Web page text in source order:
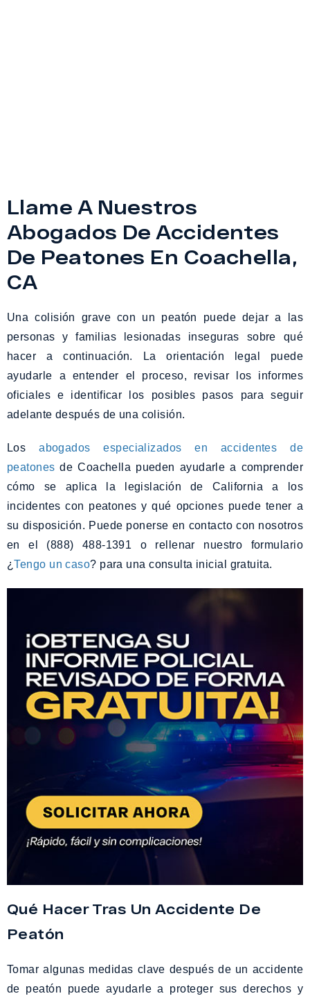
Llame A Nuestros
Abogados De Accidentes
De Peatones En Coachella,
CA
Una colisión grave con un peatón puede dejar a las
personas y familias lesionadas inseguras sobre qué
hacer a continuación. La orientación legal puede
ayudarle a entender el proceso, revisar los informes
oficiales e identificar los posibles pasos para seguir
adelante después de una colisión.
Losabogados especializados en accidentes de
peatones de Coachella pueden ayudarle a comprender
cómo se aplica la legislación de California a los
incidentes con peatones y qué opciones puede tener a
su disposición. Puede ponerse en contacto con nosotros
en el (888) 488-1391 o rellenar nuestro formulario
¿Tengo un caso? para una consulta inicial gratuita.
Qué Hacer Tras Un Accidente De
Peatón
Tomar algunas medidas clave después de un accidente
de peatón puede ayudarle a proteger sus derechos y